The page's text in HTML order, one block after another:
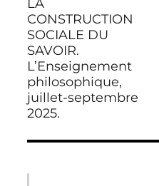
l’article
précédente :
LA
CONSTRUCTION
SOCIALE DU
SAVOIR.
L’Enseignement
philosophique,
juillet-septembre
2025.